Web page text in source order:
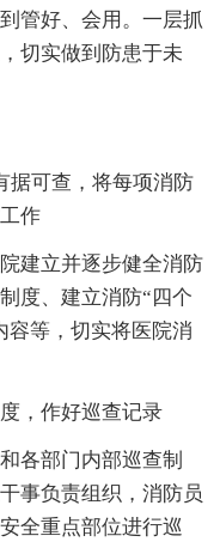
管好、会用。一层抓
切实做到防患于未
据可查，将每项消防
作
建立并逐步健全消防
度、建立消防“四个
容等，切实将医院消
，作好巡查记录
各部门内部巡查制
事负责组织，消防员
全重点部位进行巡